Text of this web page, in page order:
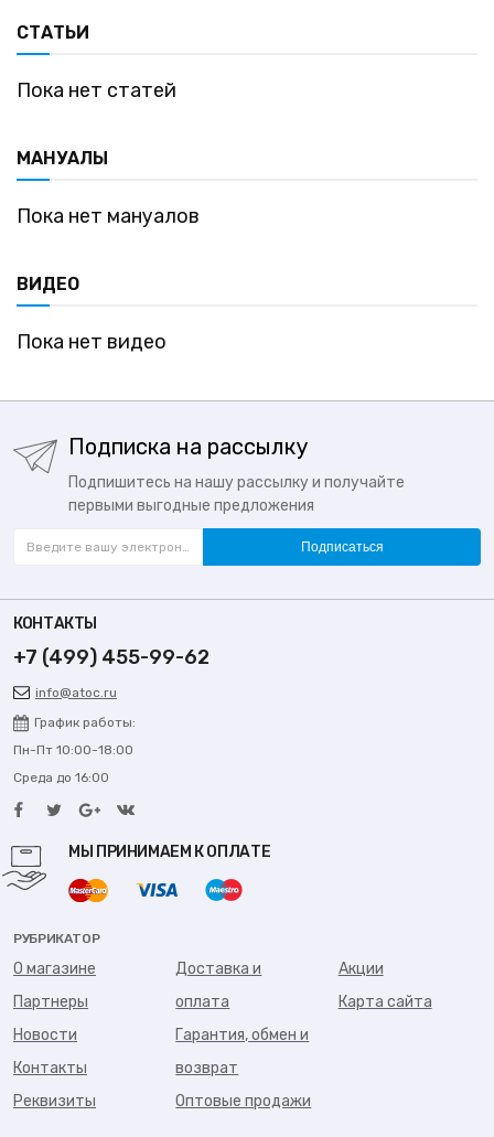
СТАТЬИ
Пока нет статей
МАНУАЛЫ
Пока нет мануалов
ВИДЕО
Пока нет видео
Подписка на рассылку
Подпишитесь на нашу рассылку и получайте
первыми выгодные предложения
Подписаться
КОНТАКТЫ
+7 (499) 455-99-62
info@atoc.ru
График работы:
Пн-Пт 10:00-18:00
Среда до 16:00
МЫ ПРИНИМАЕМ К ОПЛАТЕ
РУБРИКАТОР
О магазине
Партнеры
Новости
Контакты
Реквизиты
Доставка и
оплата
Гарантия, обмен и
возврат
Оптовые продажи
Акции
Карта сайта